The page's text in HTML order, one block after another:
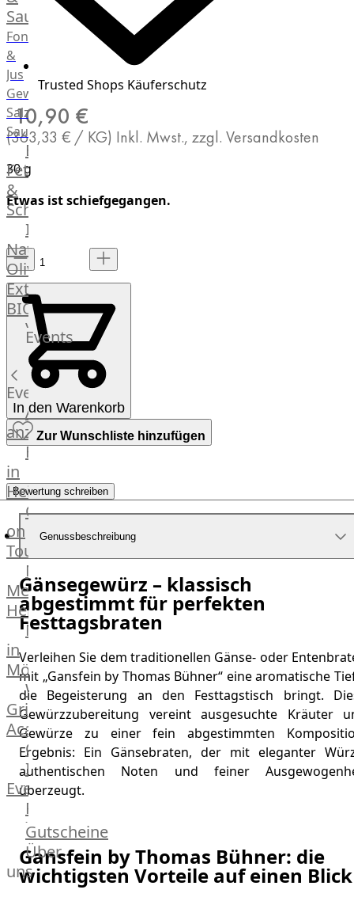
Saucen
Fonds
&
Jus
Gewürze
Salz
Saucen
Butter,
Fett
&
Schmalz
ItalianBar
Natives
Olivenöl
Extra
BIO
Veggie
Hardware
Küchenhelfer
Grillgeräte
Beefer®
Gasgrills
Big
Green
Egg
Grill
Nesmuk
Berkel
Dry
Aging
Schrank
Bücher
Poster
Events
Events
Alle
anzeigen
Fleischkompetenz
in
Heinsberg
OTTO
on
Tour
Männer
Metzger
Heinsberg
Markthalle
in
Mönchengladbach
Weber®
Grill
Academy
OTTO@Home
Individuelle
Events
Partner
Kalender
Gästehaus
Villa
Glanzstoff
Gutscheine
Über
uns
Trusted Shops Käuferschutz
10,90 €
(363,33 € / KG) Inkl. Mwst., zzgl. Versandkosten
30 g
Etwas ist schiefgegangen.
In den Warenkorb
Zur Wunschliste hinzufügen
Bewertung schreiben
Genussbeschreibung
Gänsegewürz – klassisch
abgestimmt für perfekten
Festtagsbraten
Verleihen Sie dem traditionellen Gänse- oder
mit „Gansfein by Thomas Bühner“ eine aromatische
die Begeisterung an den Festtagstisch bringt.
Gewürzzubereitung vereint ausgesuchte Kräuter
Gewürze zu einer fein abgestimmten
Ergebnis: Ein Gänsebraten, der mit eleganter
authentischen Noten und feiner
überzeugt.
Gansfein by Thomas Bühner: die
wichtigsten Vorteile auf einen Blick